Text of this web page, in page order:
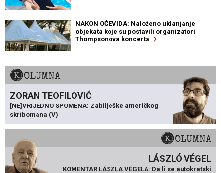
NAKON OČEVIDA: Naloženo uklanjanje
objekata koje su postavili organizatori
Thompsonova koncerta
KOLUMNA
ZORAN TEOFILOVIĆ
[NE]VRIJEDNO SPOMENA: Zabilješke američkog
skribomana (V)
KOLUMNA
LÁSZLÓ VÉGEL
KOMENTAR LÁSZLA VÉGELA: Da li se autokratski